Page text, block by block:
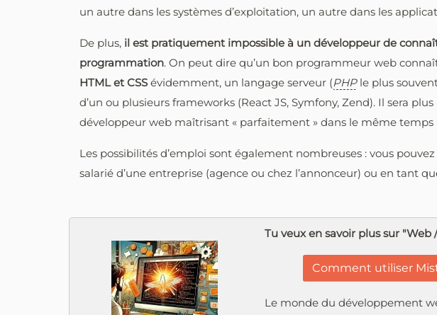
un autre dans les systèmes d’exploitation, un autre dans les
De plus, il est pratiquement impossible à un développeur de
programmation. On peut dire qu’un bon programmeur web
HTML et CSS évidemment, un langage serveur (PHPle plus
d’un ou plusieurs frameworks (React JS, Symfony, Zend). Il sera
développeur web maîtrisant « parfaitement » dans le même temps
Les possibilités d’emploi sont également nombreuses : vous
salarié d’une entreprise (agence ou chez l’annonceur) ou en tant
Tu veux en savoir plus sur "Web
Comment utiliser
Le monde du développement